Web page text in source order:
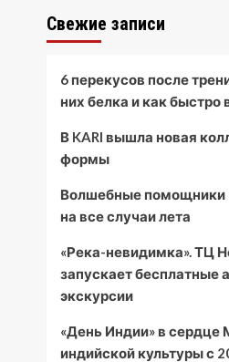
Свежие записи
6 перекусов после
них белка и как быстро
В KARI вышла новая
формы
Волшебные помощники
на все случаи лета
«Река-невидимка». ТЦ
запускает бесплатные
экскурсии
«День Индии» в сердце
индийской культуры с